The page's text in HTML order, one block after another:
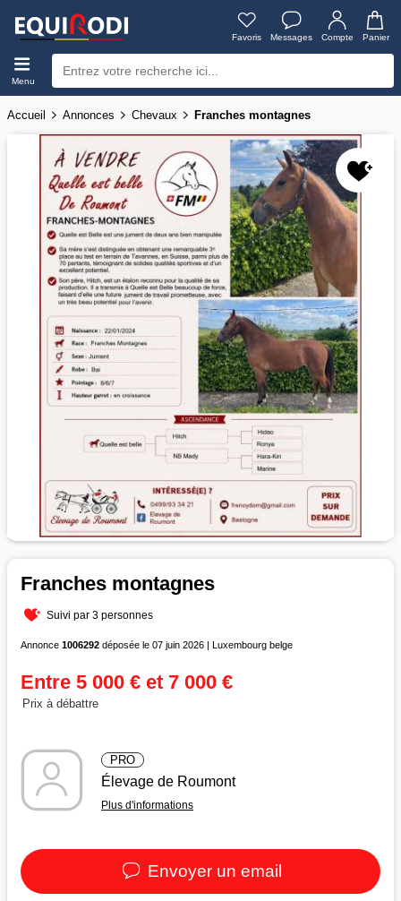
Favoris Messages Compte Panier
Menu
Accueil Annonces Chevaux Franches montagnes
Franches montagnes
Suivi par 3 personnes
Annonce 1006292 déposée le 07 juin 2026 | Luxembourg belge
Entre 5 000 € et 7 000 €
Prix à débattre
PRO
Élevage de Roumont
Plus d'informations
Envoyer un email